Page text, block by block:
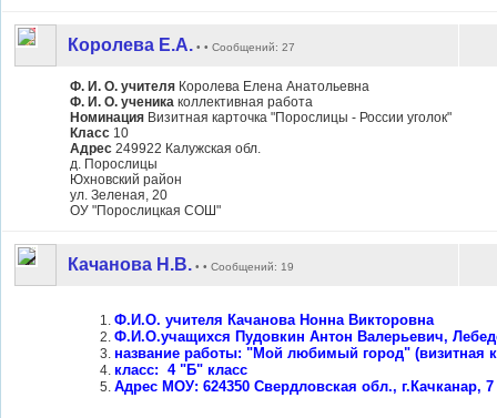
Королева Е.А. • • Сообщений: 27
Ф. И. О. учителя Королева Елена Анатольевна
Ф. И. О. ученика коллективная работа
Номинация Визитная карточка "Порослицы - России уголок"
Класс 10
Адрес 249922 Калужская обл.
д. Порослицы
Юхновский район
ул. Зеленая, 20
ОУ "Порослицкая СОШ"
Качанова Н.В. • • Сообщений: 19
Ф.И.О. учителя Качанова Нонна Викторовна
Ф.И.О.учащихся Пудовкин Антон Валерьевич,
название работы: "Мой любимый город" (визитная
класс: 4 "Б" класс
Адрес МОУ: 624350 Свердловская обл.,